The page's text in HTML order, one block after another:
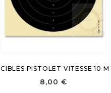
CIBLES PISTOLET VITESSE 10 M
8,00 €